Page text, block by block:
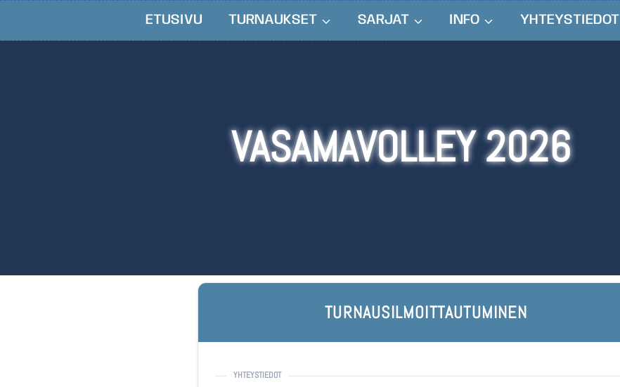
ETUSIVU TURNAUKSET SARJAT INFO YHTEYSTIEDOT
VASAMAVOLLEY 2026
TURNAUSILMOITTAUTUMINEN
YHTEYSTIEDOT